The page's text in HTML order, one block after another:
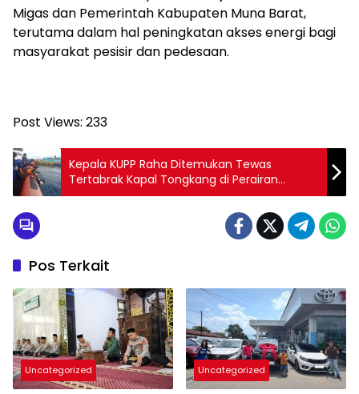
Migas dan Pemerintah Kabupaten Muna Barat,
terutama dalam hal peningkatan akses energi bagi
masyarakat pesisir dan pedesaan.
Post Views: 233
Kepala KUPP Raha Ditemukan Tewas
Tertabrak Kapal Tongkang di Perairan
Tampo
Pos Terkait
Uncategorized Uncategorized